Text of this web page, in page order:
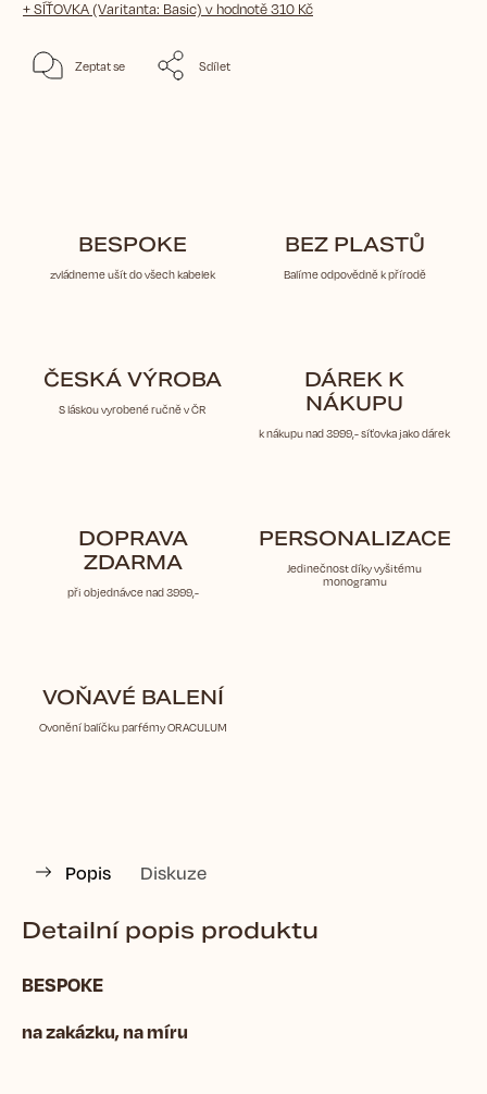
+ SÍŤOVKA (Varitanta: Basic) v hodnotě 310 Kč
Zeptat se Sdílet
BESPOKE
zvládneme ušít do všech kabelek
BEZ PLASTŮ
Balíme odpovědně k přírodě
ČESKÁ VÝROBA
S láskou vyrobené ručně v ČR
DÁREK K
NÁKUPU
k nákupu nad 3999,- síťovka jako dárek
DOPRAVA
ZDARMA
při objednávce nad 3999,-
PERSONALIZACE
Jedinečnost díky vyšitému
monogramu
VOŇAVÉ BALENÍ
Ovonění balíčku parfémy ORACULUM
Popis Diskuze
Detailní popis produktu
BESPOKE
na zakázku, na míru